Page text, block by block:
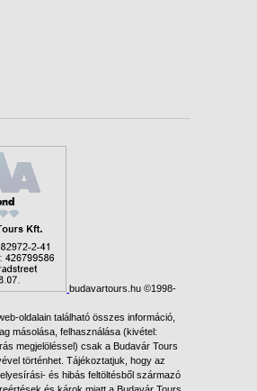
budavartours.hu ©1998-
oldalain található összes információ,
másolása, felhasználása (kivétel:
megjelöléssel) csak a Budavár Tours
történhet. Tájékoztatjuk, hogy az
és hibás feltöltésből származó